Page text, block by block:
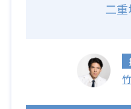
二